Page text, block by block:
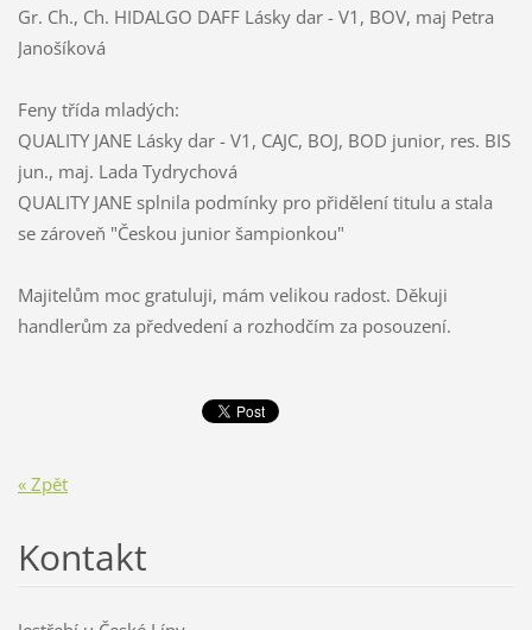
Gr. Ch., Ch. HIDALGO DAFF Lásky dar - V1, BOV, maj Petra
Janošíková
Feny třída mladých:
QUALITY JANE Lásky dar - V1, CAJC, BOJ, BOD junior, res. BIS
jun., maj. Lada Tydrychová
QUALITY JANE splnila podmínky pro přidělení titulu a stala
se zároveň "Českou junior šampionkou"
Majitelům moc gratuluji, mám velikou radost. Děkuji
handlerům za předvedení a rozhodčím za posouzení.
« Zpět
Kontakt